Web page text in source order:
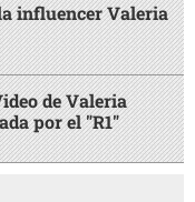
influencer Valeria
de Valeria
por el "R1"